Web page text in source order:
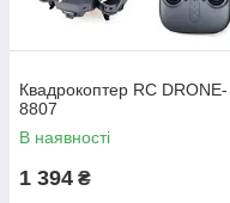
Квадрокоптер RC DRONE-
8807
В наявності
1 394 ₴